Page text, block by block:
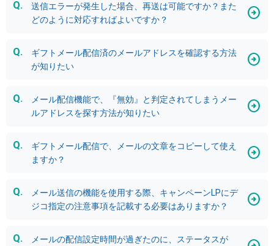
送信エラーが発生した場合、再送は可能ですか？また
どのように対応すればよいですか？
ギフトメール配信済のメールアドレスを確認する方法
が知りたい
メール配信機能で、『無効』と判定されてしまうメー
ルアドレスを探す方法が知りたい
ギフトメール配信で、メールの文章をコピーして使え
ますか？
メール送信の機能を使用する際、キャンペーンLPにデ
ジコ指定の注意事項を記載する必要はありますか？
メールの配信設定時間が過ぎたのに、ステータスが